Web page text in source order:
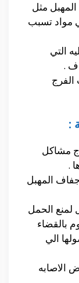
مثل
مواد تسبب
التي
.
الفرج
:
مشاكل
.
المهبل
لمنع الحمل
بالقضاء
الي
الاصابه